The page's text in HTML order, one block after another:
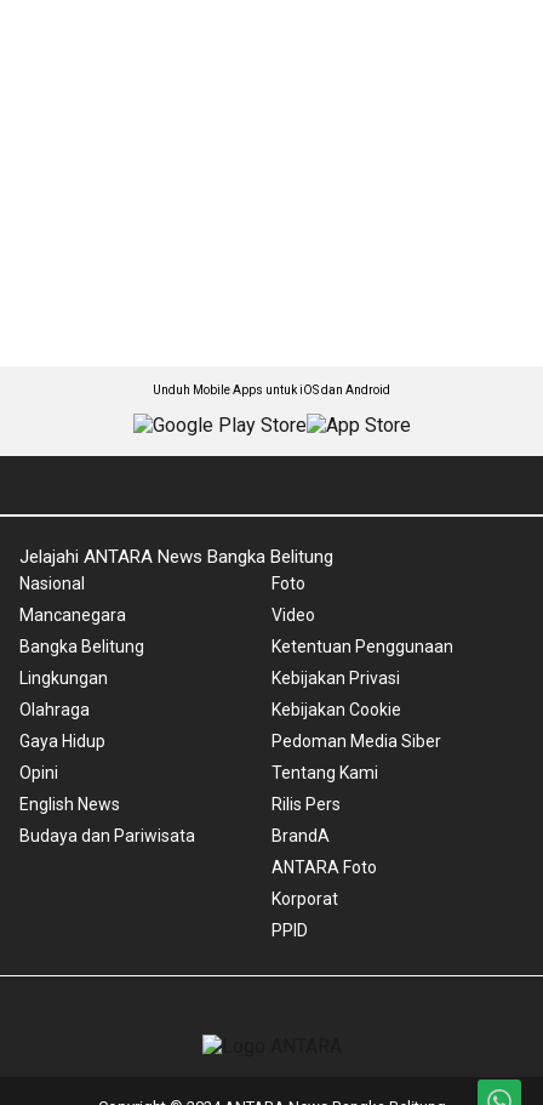
Unduh Mobile Apps untuk iOS dan Android
Jelajahi ANTARA News Bangka Belitung
Nasional
Mancanegara
Bangka Belitung
Lingkungan
Olahraga
Gaya Hidup
Opini
English News
Budaya dan Pariwisata
Foto
Video
Ketentuan Penggunaan
Kebijakan Privasi
Kebijakan Cookie
Pedoman Media Siber
Tentang Kami
Rilis Pers
BrandA
ANTARA Foto
Korporat
PPID